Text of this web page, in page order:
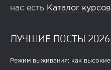
нас есть Каталог курсов
ЛУЧШИЕ ПОСТЫ 2026
Режим выживания: как